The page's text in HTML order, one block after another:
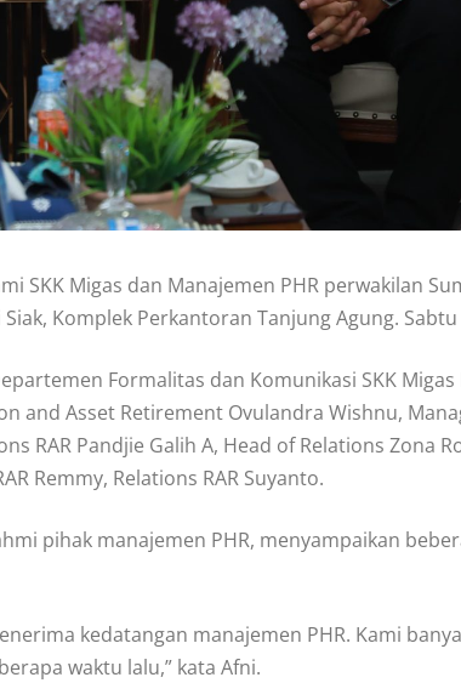
SKK Migas dan Manajemen PHR perwakilan
Komplek Perkantoran Tanjung Agung.
Formalitas dan Komunikasi SKK Migas
and Asset Retirement Ovulandra Wishnu,
RAR Pandjie Galih A, Head of Relations Zona
Remmy, Relations RAR Suyanto.
pihak manajemen PHR, menyampaikan
kedatangan manajemen PHR. Kami
waktu lalu,” kata Afni.